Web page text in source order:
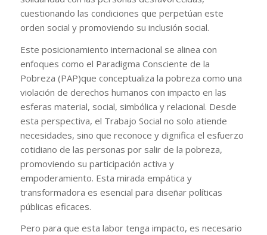
cuestionando las condiciones que perpetúan este
orden social y promoviendo su inclusión social.
Este posicionamiento internacional se alinea con
enfoques como el Paradigma Consciente de la
Pobreza (PAP)que conceptualiza la pobreza como una
violación de derechos humanos con impacto en las
esferas material, social, simbólica y relacional. Desde
esta perspectiva, el Trabajo Social no solo atiende
necesidades, sino que reconoce y dignifica el esfuerzo
cotidiano de las personas por salir de la pobreza,
promoviendo su participación activa y
empoderamiento. Esta mirada empática y
transformadora es esencial para diseñar políticas
públicas eficaces.
Pero para que esta labor tenga impacto, es necesario